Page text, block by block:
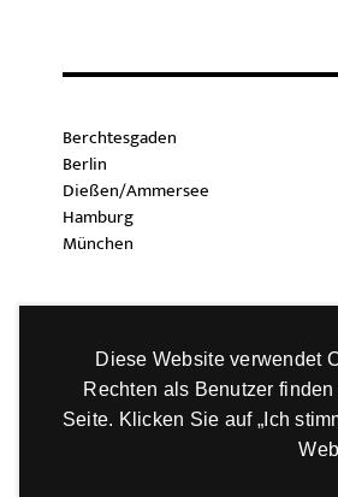
Berchtesgaden
Berlin
Dießen/Ammersee
Hamburg
München
Diese Website verwendet
Rechten als Benutzer
Seite. Klicken Sie auf „Ich